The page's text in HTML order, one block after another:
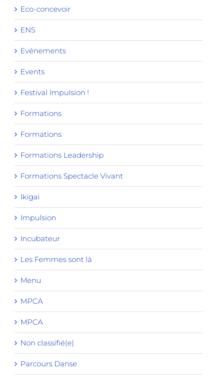
Eco-concevoir
ENS
Evénements
Events
Festival Impulsion !
Formations
Formations
Formations Leadership
Formations Spectacle Vivant
Ikigai
Impulsion
Incubateur
Les Femmes sont là
Menu
MPCA
MPCA
Non classifié(e)
Parcours Danse